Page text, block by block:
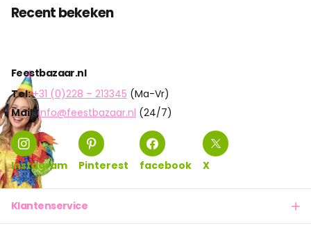
Recent bekeken
Feestbazaar.nl
Tel:+31 (0)228 – 213345 (Ma-Vr)
Mail: info@feestbazaar.nl (24/7)
Instagram Pinterest facebook X
Klantenservice